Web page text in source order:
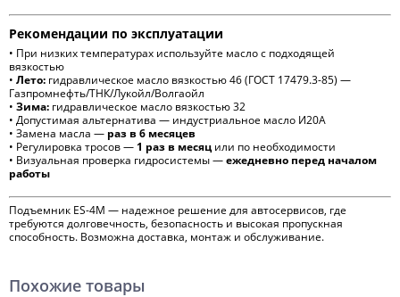
Рекомендации по эксплуатации
• При низких температурах используйте масло с подходящей
вязкостью
• Лето: гидравлическое масло вязкостью 46 (ГОСТ 17479.3-85) —
Газпромнефть/ТНК/Лукойл/Волгаойл
• Зима: гидравлическое масло вязкостью 32
• Допустимая альтернатива — индустриальное масло И20А
• Замена масла — раз в 6 месяцев
• Регулировка тросов — 1 раз в месяцили по необходимости
• Визуальная проверка гидросистемы —ежедневно перед началом
работы
Подъемник ES-4M — надежное решение для автосервисов, где
требуются долговечность, безопасность и высокая пропускная
способность. Возможна доставка, монтаж и обслуживание.
Похожие товары